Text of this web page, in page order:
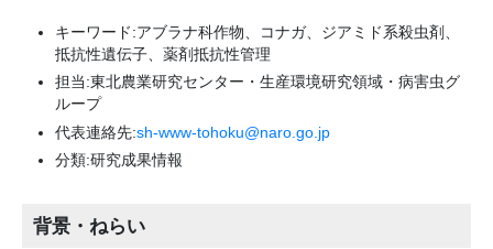
キーワード:アブラナ科作物、コナガ、ジアミド系殺虫剤、
抵抗性遺伝子、薬剤抵抗性管理
担当:東北農業研究センター・生産環境研究領域・病害虫グ
ループ
代表連絡先:sh-www-tohoku@naro.go.jp
分類:研究成果情報
背景・ねらい